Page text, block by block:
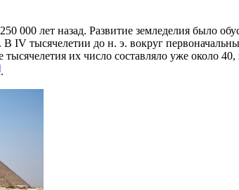
000 лет назад. Развитие земледелия было
В IV тысячелетии до н. э. вокруг
их число составляло уже около
.